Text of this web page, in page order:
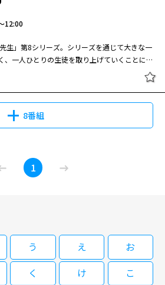
12:00
生」第6シリーズ。3年B組にやって来た二人
波紋を投げかける。上戸彩が性同一性障害の生
3年B組金八先生(第6シリーズ)
#22[字]
紋を投げかける。上戸彩が性同一性障害の生
[終]3年B組金八先生(第6シリーズ)
#23[字]
る。犯罪の低年齢化が進むなど、中学生や地
に変化していく現代。中学生のドラッグ使用と
供から大人へと成長するにあたり、最も重要
を相手に、金八は何を思い、彼らに何を語り
、福田沙紀、八乙女光、黒川智花、冨浦智
来、鮎川太陽、岩田さゆりらが出演。
［字］３年Ｂ組金八先生（第７シリ
ーズ）「悪魔のささやき」第3回
12:00
まる。犯罪の低年齢化が進むなど、中学生や地
に変化していく現代。中学生のドラッグ使用と
来、鮎川太陽、岩田さゆりらが出演。
11:10
生」第7シリーズ。教育理念をめぐり校長と対
に現われた金八はしゅうの近況を話す。生徒
たがるが、金八はしゅうと約束したと言って教
しゅうは…。
生」スペシャル第11弾。第7シリーズのその後
年の瀬も押し迫った12月、旧3Bたちは薬物使
が出院していると聞き、彼のために改めて卒
。高校生になった旧3Bと金八先生の心の交流
“真の最終回”といえる位置付けの作品。 【ス
た12月、旧3Bたちは薬物使用で少年院に入っ
出院していると聞き、彼のために改めて卒業式
級委員だった健一郎（筒井万央）と祥恵（渡辺
ゅうの実家を訪れるが、既に引越した後で家に
はその足で桜中学の金八（武田鉄矢）を訪ね
たがるが、金八はしゅうと約束したと言って教
しゅうは…。
12:00
生」第8シリーズ。シリーズを通じて大きな一
、一人ひとりの生徒を取り上げていくことによ
・悩みを描き出していく。インターネット
という存在を知った金八は、「私」というタイ
する金八が「学校とは何のためにあるのか」を
井拓、忽那汐里、草刈麻有、高畑充希らが出
8番組
［字］３年Ｂ組金八先生（第８シリ
ーズ）「スタートスペシャル ギラリ
と光るダイヤのような日！」第1回
生」第8シリーズ。シリーズを通じて大きな一
、一人ひとりの生徒を取り上げていくことによ
・悩みを描き出していく。インターネット
という存在を知った金八は、「私」というタイ
1
う え
お
く け
こ